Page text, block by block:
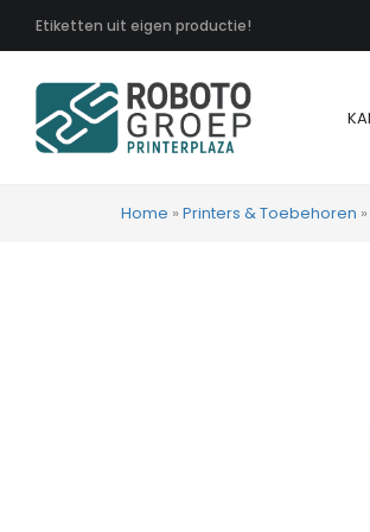
Etiketten uit eigen productie!
Home » Printers & Toebehoren »